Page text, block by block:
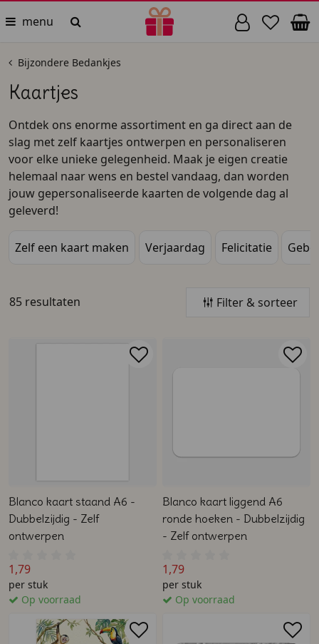
menu
Bijzondere Bedankjes
Kaartjes
Ontdek ons enorme assortiment en ga direct aan de
slag met zelf kaartjes ontwerpen en personaliseren
voor elke unieke gelegenheid. Maak je eigen creatie
helemaal naar wens en bestel vandaag, dan worden
jouw gepersonaliseerde kaarten de volgende dag al
geleverd!
Zelf een kaart maken Verjaardag Felicitatie
85 resultaten Filter & sorteer
Blanco kaart staand A6 -
Dubbelzijdig - Zelf
ontwerpen
1,79
per stuk
Op voorraad
Blanco kaart liggend A6
ronde hoeken - Dubbelzijdig
- Zelf ontwerpen
1,79
per stuk
Op voorraad